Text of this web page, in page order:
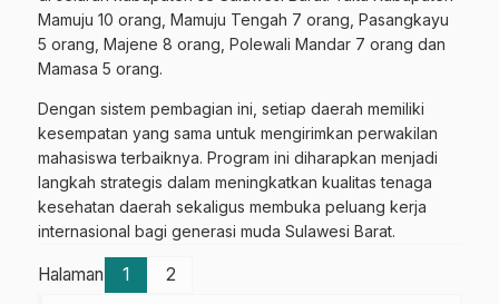
Mamuju 10 orang, Mamuju Tengah 7 orang, Pasangkayu
5 orang, Majene 8 orang, Polewali Mandar 7 orang dan
Mamasa 5 orang.
Dengan sistem pembagian ini, setiap daerah memiliki
kesempatan yang sama untuk mengirimkan perwakilan
mahasiswa terbaiknya. Program ini diharapkan menjadi
langkah strategis dalam meningkatkan kualitas tenaga
kesehatan daerah sekaligus membuka peluang kerja
internasional bagi generasi muda Sulawesi Barat.
Halaman 1 2